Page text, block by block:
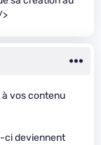
à vos contenu
ci deviennent